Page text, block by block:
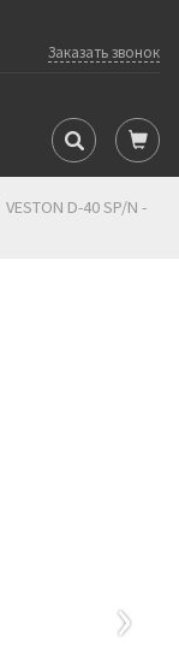
Заказать звонок
VESTON D-40 SP/N -
›